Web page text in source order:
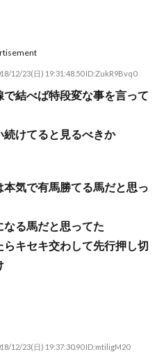
12/23(日) 19:31:48.50 ID:ZukR9Bvq0
結べば特段変な事を言って
けてると見るべきか
気で有馬勝てる馬だと思っ
なる馬だと思ってた
キセキ交わして先行押し切
12/23(日) 19:37:30.90 ID:mtiligM20